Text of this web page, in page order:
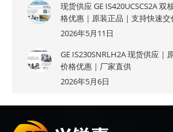
现货供应 GE IS420UCSCS2A
格优惠｜原装正品｜支持快速交
2026年5月11日
GE IS230SNRLH2A 现货供应｜
价格优惠｜厂家直供
2026年5月6日